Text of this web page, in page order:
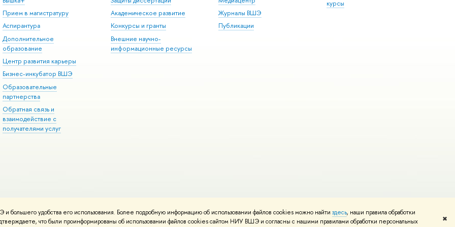
удобства его использования. Более подробную информацию об использовании файлов cookies можно найти здесь, наши правила обработки
что были проинформированы об использовании файлов cookies сайтом НИУ ВШЭ и согласны с нашими правилами обработки персональных
✖
Прием в магистратуру
Аспирантура
Дополнительное
образование
Центр развития карьеры
Бизнес-инкубатор ВШЭ
Образовательные
партнерства
Обратная связь и
взаимодействие с
получателями услуг
Академическое развитие
Конкурсы и гранты
Внешние научно-
информационные ресурсы
Журналы ВШЭ
Публикации
курсы
Редактору
Условия использования материалов Политика конфиденциальности Карта сайта
вШколе дизайна НИУ ВШЭ